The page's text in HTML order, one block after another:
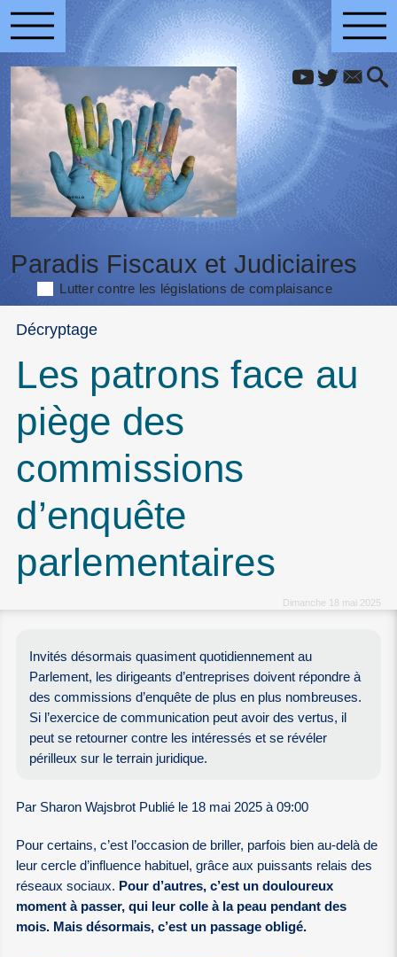
Paradis Fiscaux et Judiciaires
Lutter contre les législations de complaisance
Décryptage
Les patrons face au
piège des
commissions
d’enquête
parlementaires
Dimanche 18 mai 2025
Invités désormais quasiment quotidiennement au
Parlement, les dirigeants d’entreprises doivent répondre à
des commissions d’enquête de plus en plus nombreuses.
Si l’exercice de communication peut avoir des vertus, il
peut se retourner contre les intéressés et se révéler
périlleux sur le terrain juridique.
Par Sharon Wajsbrot Publié le 18 mai 2025 à 09:00
Pour certains, c’est l’occasion de briller, parfois bien au-delà de
leur cercle d’influence habituel, grâce aux puissants relais des
réseaux sociaux. Pour d’autres, c’est un douloureux
moment à passer, qui leur colle à la peau pendant des
mois. Mais désormais, c’est un passage obligé.